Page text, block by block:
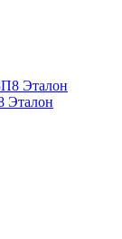
Эталон